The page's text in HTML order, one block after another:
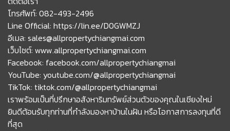
โทรศัพท์: 082-493-2496
Line Official: https://lin.ee/D0GWMZJ
อีเมล: sales@allpropertychiangmai.com
เว็บไซต์: www.allpropertychiangmai.com
Facebook: facebook.com/allpropertychiangmai
YouTube: youtube.com/@allpropertychiangmai
TikTok: tiktok.com/@allpropertychiangmai
เราพร้อมเป็นที่ปรึกษาอสังหาริมทรัพย์ส่วนตัวของคุณในเชียงใหม่
ยินดีต้อนรับทุกท่านที่กำลังมองหาบ้านในฝัน หรือโอกาสการลงทุนที่ดี
ที่สุด